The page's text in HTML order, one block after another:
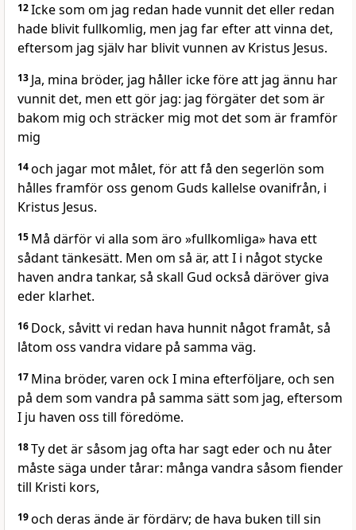
12Icke som om jag redan hade vunnit det eller redan
hade blivit fullkomlig, men jag far efter att vinna det,
eftersom jag själv har blivit vunnen av Kristus Jesus.
13 Ja, mina bröder, jag håller icke före att jag ännu har
vunnit det, men ett gör jag: jag förgäter det som är
bakom mig och sträcker mig mot det som är framför
mig
14och jagar mot målet, för att få den segerlön som
hålles framför oss genom Guds kallelse ovanifrån, i
Kristus Jesus.
15 Må därför vi alla som äro »fullkomliga» hava ett
sådant tänkesätt. Men om så är, att I i något stycke
haven andra tankar, så skall Gud också däröver giva
eder klarhet.
16 Dock, såvitt vi redan hava hunnit något framåt, så
låtom oss vandra vidare på samma väg.
17 Mina bröder, varen ock I mina efterföljare, och sen
på dem som vandra på samma sätt som jag, eftersom
I ju haven oss till föredöme.
18Ty det är såsom jag ofta har sagt eder och nu åter
måste säga under tårar: många vandra såsom fiender
till Kristi kors,
19och deras ände är fördärv; de hava buken till sin